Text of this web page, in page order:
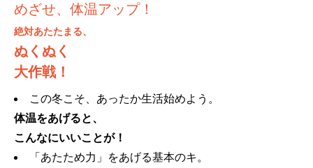
めざせ、体温アップ！
絶対あたたまる、
ぬくぬく
大作戦！
この冬こそ、あったか生活始めよう。
体温をあげると、
こんなにいいことが！
「あたため力」をあげる基本のキ。